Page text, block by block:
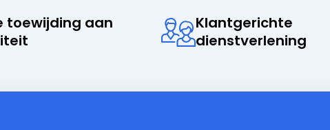
toewijding aan
Klantgerichte
dienstverlening